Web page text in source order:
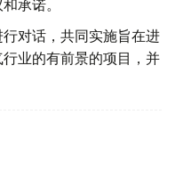
承诺。
对话，共同实施旨在进
业的有前景的项目，并